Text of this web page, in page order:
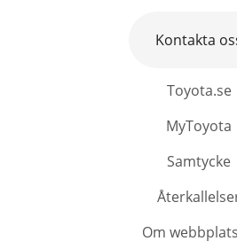
Toyota.se
MyToyota
Samtycke
Om
Kontakta